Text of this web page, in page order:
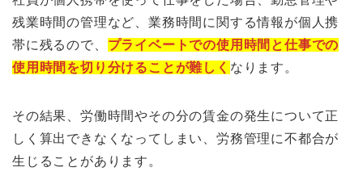
残業時間の管理など、業務時間に関する情報が個人携
帯に残るので、 プライベートでの使用時間と仕事での
使用時間を切り分けることが難しく なります。
その結果、労働時間やその分の賃金の発生について正
しく算出できなくなってしまい、労務管理に不都合が
生じることがあります。